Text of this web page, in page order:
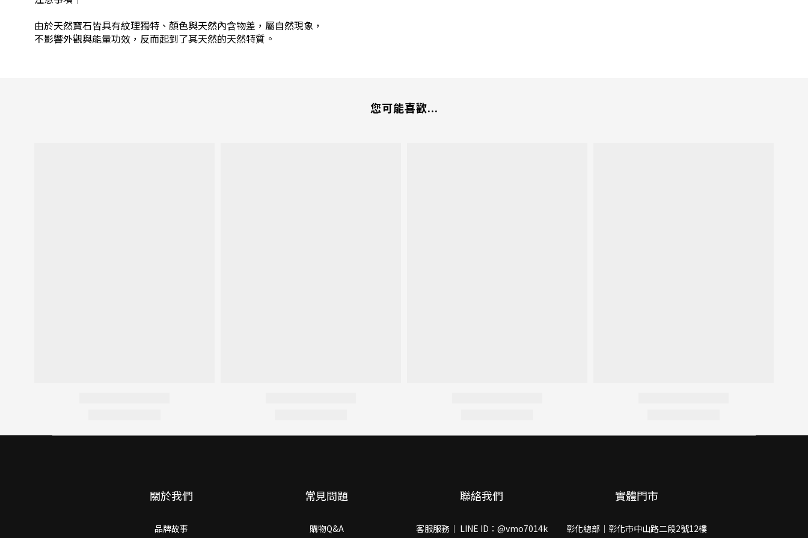
由於天然寶石皆具有紋理獨特、顏色與天然內含物差，屬自然現象，
不影響外觀與能量功效，反而起到了其天然的天然特質。
您可能喜歡...
關於我們
品牌故事
常見問題
購物Q&A
聯絡我們
客服服務｜ LINE ID：@vmo7014k
實體門市
彰化總部｜彰化市中山路二段2號12樓